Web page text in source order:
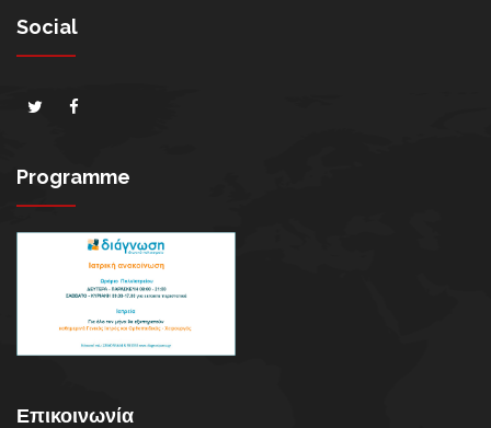
Social
Programme
Επικοινωνία